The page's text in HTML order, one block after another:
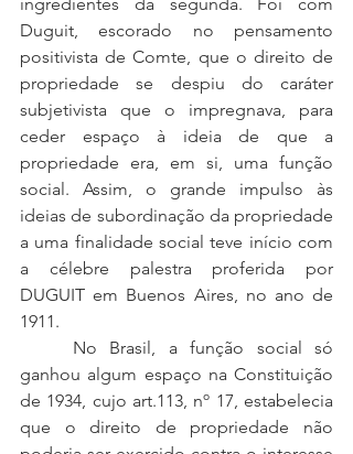
Duguit, escorado no pensamento
positivista de Comte, que o direito de
propriedade se despiu do caráter
subjetivista que o impregnava, para
ceder espaço à ideia de que a
propriedade era, em si, uma função
social. Assim, o grande impulso às
ideias de subordinação da propriedade
a uma finalidade social teve início com
a célebre palestra proferida por
DUGUIT em Buenos Aires, no ano de
1911.
ganhou algum espaço na Constituição
de 1934, cujo art.113, nº 17, estabelecia
que o direito de propriedade não